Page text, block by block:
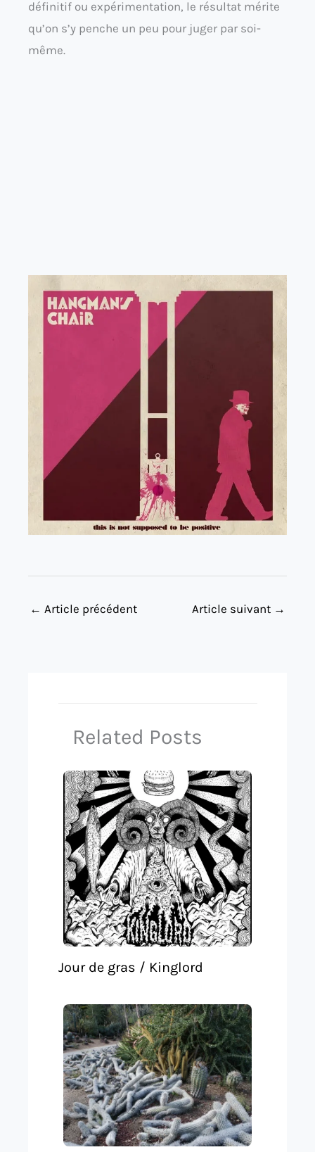
définitif ou expérimentation, le résultat mérite
qu’on s’y penche un peu pour juger par soi-
même.
← Article précédent Article suivant →
Related Posts
Jour de gras / Kinglord